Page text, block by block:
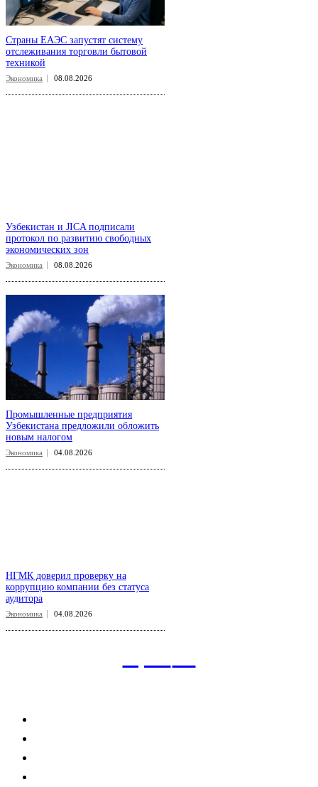
Страны ЕАЭС запустят систему
отслеживания торговли бытовой
техникой
Экономика 08.08.2026
Узбекистан и JICA подписали
протокол по развитию свободных
экономических зон
Экономика 08.08.2026
Промышленные предприятия
Узбекистана предложили обложить
новым налогом
Экономика 04.08.2026
НГМК доверил проверку на
коррупцию компании без статуса
аудитора
Экономика 04.08.2026